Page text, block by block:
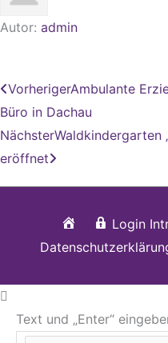
Autor: admin
Zurück
VorherigerAmbulante
Büro in Dachau
NächsterWaldkindergarten
eröffnet
Nächster
Startseite
Login
Text und „Enter“